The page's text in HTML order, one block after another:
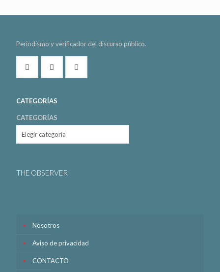
Periodismo y verificador del discurso público.
CATEGORÍAS
CATEGORÍAS
THE OBSERVER
Nosotros
Aviso de privacidad
CONTACTO